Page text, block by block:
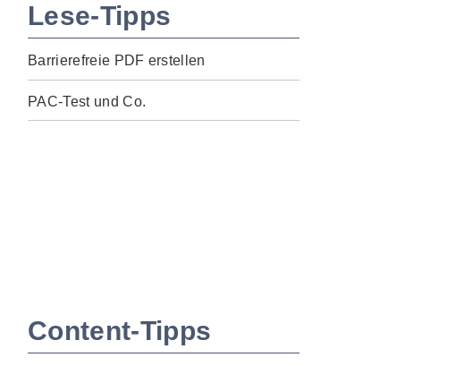
Lese-Tipps
Barrierefreie PDF erstellen
PAC-Test und Co.
Content-Tipps